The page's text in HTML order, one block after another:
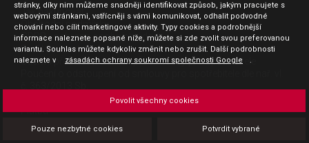
Jak nakupovat
Obchodní podmínky
GDPR - ochrana osobních údajů
Profil zadavatele
Sdělení před uzavřením kupní smlouvy pro spotřebitele
Platba
Povinná publicita
stránky, díky nim můžeme snadněji identifikovat způsob, jakým pracujete s
webovými stránkami, vstřícněji s vámi komunikovat, odhalit podvodné
chování nebo cílit marketingové aktivity. Typy cookies a podrobnější
informace naleznete popsané níže, můžete si zde zvolit svou preferovanou
variantu. Souhlas můžete kdykoliv změnit nebo zrušit. Další podrobnosti
naleznete v
zásadách ochrany soukromí společnosti Google .
Pouze nezbytné cookies Potvrdit vybrané
Povolit všechny cookies